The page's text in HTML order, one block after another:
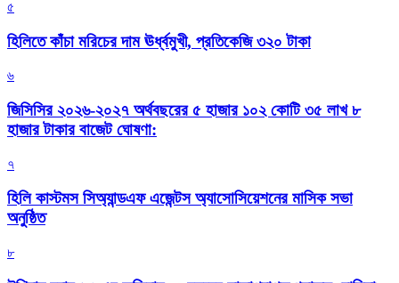
৫
হিলিতে কাঁচা মরিচের দাম ঊর্ধ্বমুখী, প্রতিকেজি ৩২০ টাকা
৬
জিসিসির ২০২৬-২০২৭ অর্থবছরের ৫ হাজার ১০২ কোটি ৩৫ লাখ ৮
হাজার টাকার বাজেট ঘোষণা:
৭
হিলি কাস্টমস সিঅ্যান্ডএফ এজেন্টস অ্যাসোসিয়েশনের মাসিক সভা
অনুষ্ঠিত
৮